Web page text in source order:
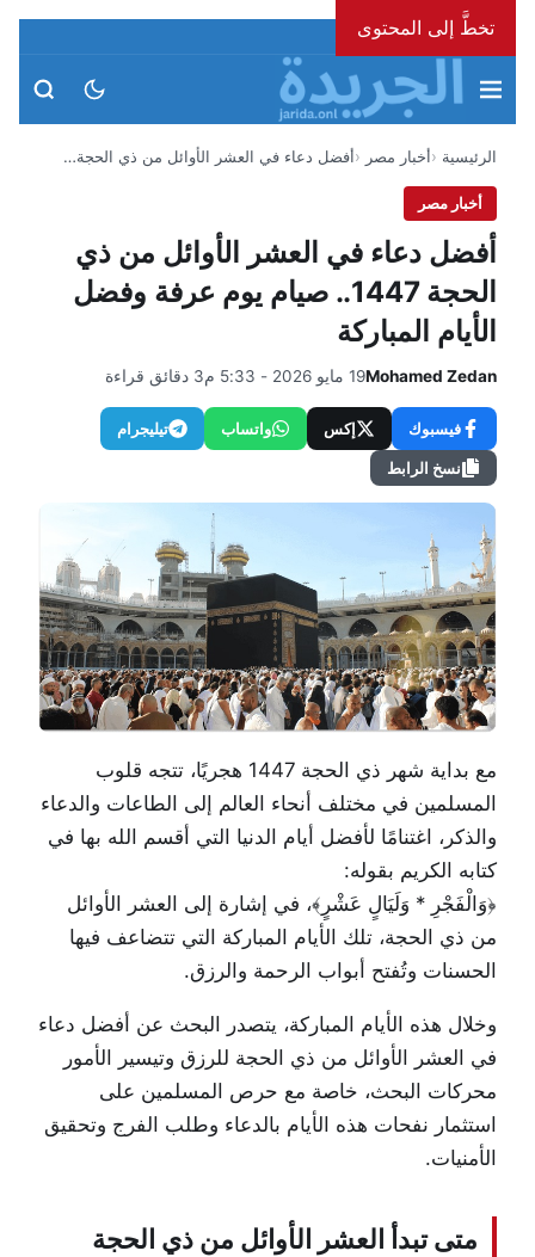
تخطَّ إلى المحتوى
الخميس، 6 أغسطس 2026
الرئيسية أخبار مصر أفضل دعاء في العشر الأوائل من ذي الحجة…
أخبار مصر
أفضل دعاء في العشر الأوائل من ذي
الحجة 1447.. صيام يوم عرفة وفضل
الأيام المباركة
Mohamed Zedan19 مايو 2026 - 5:33 م 3 دقائق قراءة
فيسبوك إكس واتساب تيليجرام
نسخ الرابط
مع بداية شهر ذي الحجة 1447 هجريًا، تتجه قلوب
المسلمين في مختلف أنحاء العالم إلى الطاعات والدعاء
والذكر، اغتنامًا لأفضل أيام الدنيا التي أقسم الله بها في
كتابه الكريم بقوله:
﴿وَالْفَجْرِ * وَلَيَالٍ عَشْرٍ﴾، في إشارة إلى العشر الأوائل
من ذي الحجة، تلك الأيام المباركة التي تتضاعف فيها
الحسنات وتُفتح أبواب الرحمة والرزق.
وخلال هذه الأيام المباركة، يتصدر البحث عن أفضل دعاء
في العشر الأوائل من ذي الحجة للرزق وتيسير الأمور
محركات البحث، خاصة مع حرص المسلمين على
استثمار نفحات هذه الأيام بالدعاء وطلب الفرج وتحقيق
الأمنيات.
متى تبدأ العشر الأوائل من ذي الحجة